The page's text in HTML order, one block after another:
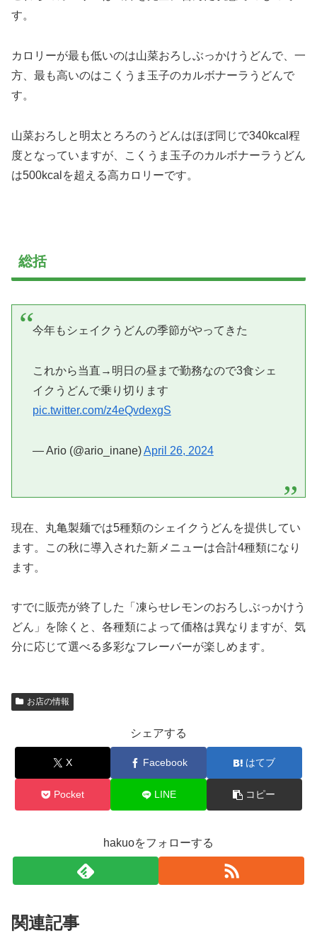
す。
カロリーが最も低いのは山菜おろしぶっかけうどんで、一
方、最も高いのはこくうま玉子のカルボナーラうどんで
す。
山菜おろしと明太とろろのうどんはほぼ同じで340kcal程
度となっていますが、こくうま玉子のカルボナーラうどん
は500kcalを超える高カロリーです。
総括
今年もシェイクうどんの季節がやってきた
これから当直→明日の昼まで勤務なので3食シェ
イクうどんで乗り切ります
pic.twitter.com/z4eQvdexgS
— Ario (@ario_inane)April 26, 2024
現在、丸亀製麺では5種類のシェイクうどんを提供してい
ます。この秋に導入された新メニューは合計4種類になり
ます。
すでに販売が終了した「凍らせレモンのおろしぶっかけう
どん」を除くと、各種類によって価格は異なりますが、気
分に応じて選べる多彩なフレーバーが楽しめます。
お店の情報
シェアする
X Facebook はてブ
Pocket LINE コピー
hakuoをフォローする
関連記事